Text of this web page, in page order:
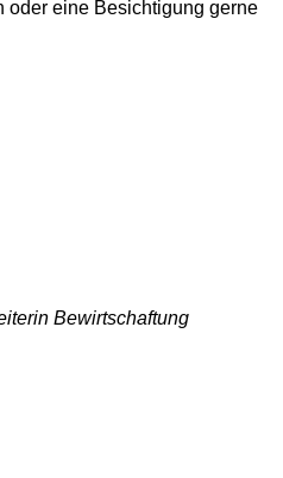
oder eine Besichtigung gerne
Bewirtschaftung